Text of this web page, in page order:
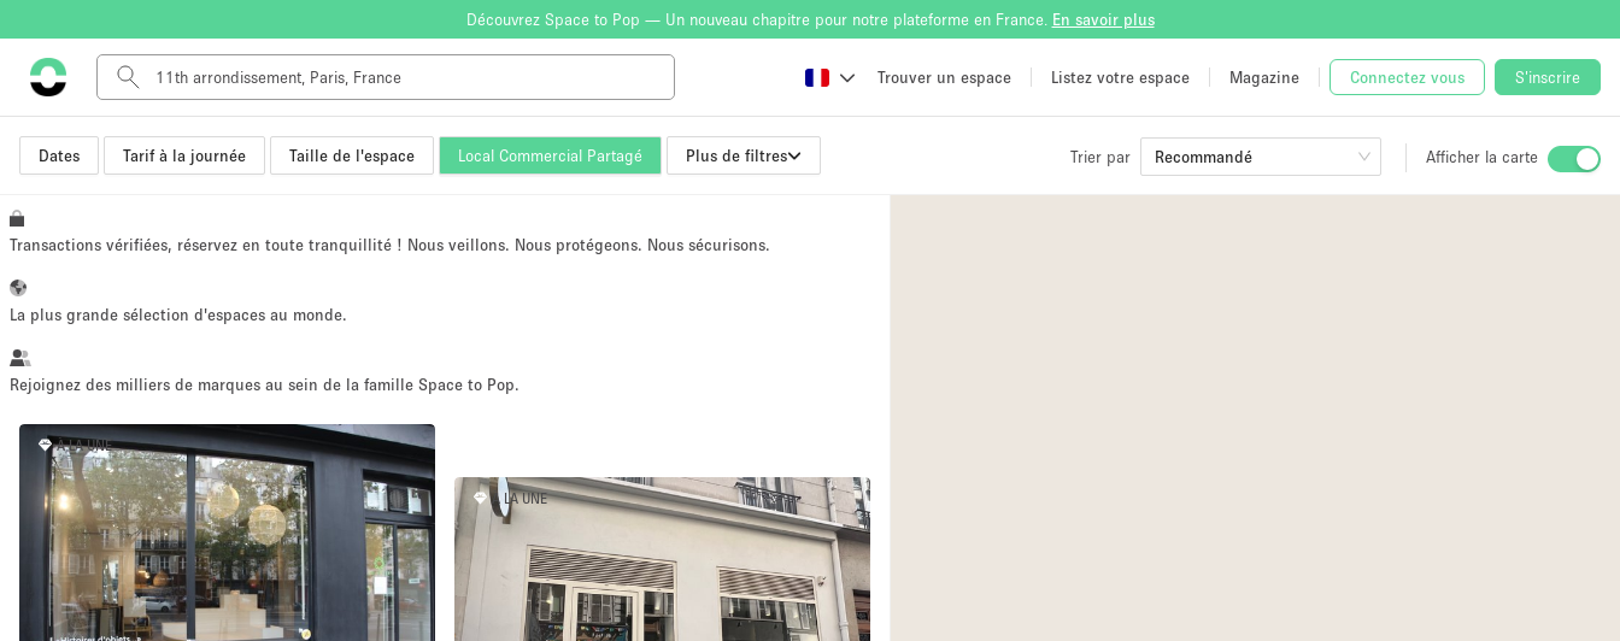
Découvrez Space to Pop — Un nouveau chapitre pour notre plateforme en France. En savoir plus
Trouver un espace Listez votre espace Magazine Connectez vous S'inscrire
Dates Tarif à la journée Taille de l'espace Local Commercial Partagé Plus de filtres Trier par Recommandé Afficher la carte
Type de l'espace Appartement / Loft
Boutique / Magasin
Espace Événementiel
Kiosque / Stand / Corner
Maison / Villa / Hôtel Particulier
Rooftop
Salle de Conférence
Transactions vérifiées, réservez en toute tranquillité ! Nous veillons. Nous protégeons. Nous sécurisons.
La plus grande sélection d'espaces au monde.
Rejoignez des milliers de marques au sein de la famille Space to Pop.
À LA UNE
À LA UNE